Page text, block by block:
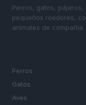
Perros, gatos,
pequeños roedores,
animales de compañía.
Perros
Gatos
Aves